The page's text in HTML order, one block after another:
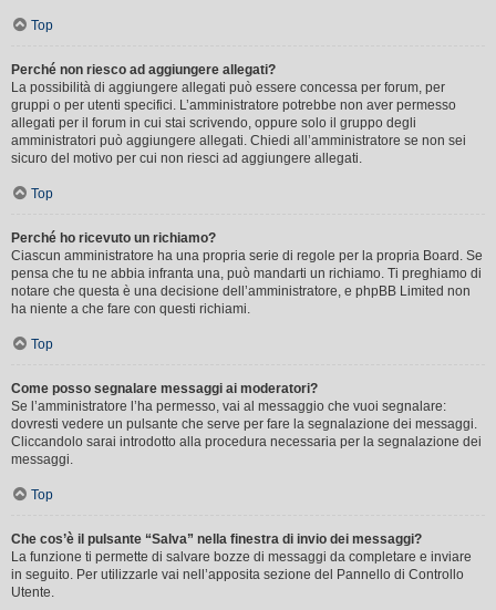
Top
Perché non riesco ad aggiungere allegati?
La possibilità di aggiungere allegati può essere concessa per forum, per
gruppi o per utenti specifici. L’amministratore potrebbe non aver permesso
allegati per il forum in cui stai scrivendo, oppure solo il gruppo degli
amministratori può aggiungere allegati. Chiedi all’amministratore se non sei
sicuro del motivo per cui non riesci ad aggiungere allegati.
Top
Perché ho ricevuto un richiamo?
Ciascun amministratore ha una propria serie di regole per la propria Board. Se
pensa che tu ne abbia infranta una, può mandarti un richiamo. Ti preghiamo di
notare che questa è una decisione dell’amministratore, e phpBB Limited non
ha niente a che fare con questi richiami.
Top
Come posso segnalare messaggi ai moderatori?
Se l’amministratore l’ha permesso, vai al messaggio che vuoi segnalare:
dovresti vedere un pulsante che serve per fare la segnalazione dei messaggi.
Cliccandolo sarai introdotto alla procedura necessaria per la segnalazione dei
messaggi.
Top
Che cos’è il pulsante “Salva” nella finestra di invio dei messaggi?
La funzione ti permette di salvare bozze di messaggi da completare e inviare
in seguito. Per utilizzarle vai nell’apposita sezione del Pannello di Controllo
Utente.